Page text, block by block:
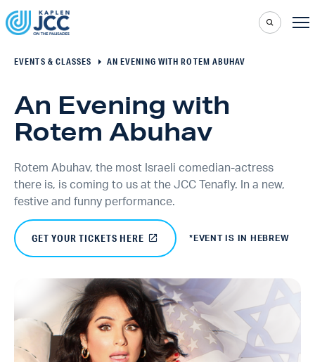
EVENTS & CLASSES AN EVENING WITH ROTEM ABUHAV
An Evening with
Rotem Abuhav
Rotem Abuhav, the most Israeli comedian-actress
there is, is coming to us at the JCC Tenafly. In a new,
festive and funny performance.
GET YOUR TICKETS HERE *EVENT IS IN HEBREW